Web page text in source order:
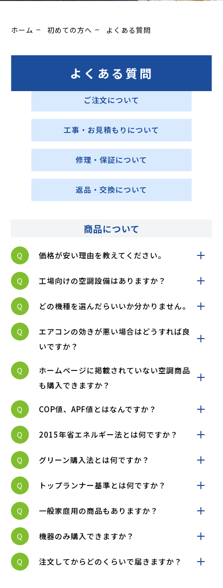
よくある質問
ホーム 初めての方へ よくある質問
商品について
ご注文について
工事・お見積もりについて
修理・保証について
返品・交換について
商品について
Q 価格が安い理由を教えてください。
Q 工場向けの空調設備はありますか？
Q どの機種を選んだらいいか分かりません。
Q
エアコンの効きが悪い場合はどうすれば良
いですか？
Q
ホームページに掲載されていない空調商品
も購入できますか？
Q COP値、APF値とはなんですか？
Q 2015年省エネルギー法とは何ですか？
Q グリーン購入法とは何ですか？
Q トップランナー基準とは何ですか？
Q 一般家庭用の商品もありますか？
Q 機器のみ購入できますか？
Q 注文してからどのくらいで届きますか？